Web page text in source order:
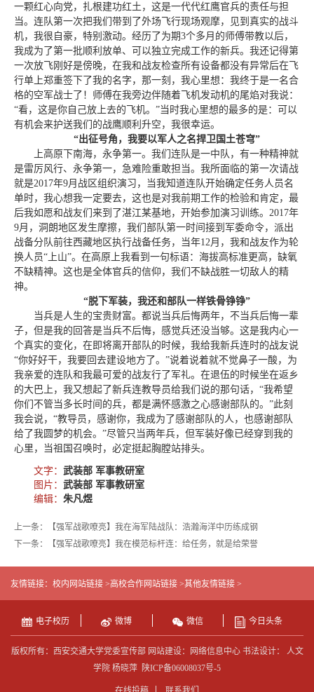
一颗红心向党，扎根建功红土，这是一代代红鹰官兵的责任与担
当。连队第一次把我们带到了外场飞行现场观摩，见到真实的战斗
机，我很自豪，特别激动。经历了为期3个多月的师傅带教以后，
我成为了第一批顺利放单、可以独立完成工作的新兵。我还记得第
一次放飞刚好是傍晚，在我和战友检查所有设备都没有异常后在飞
行单上郑重签下了我的名字，那一刻，我心里想：我终于是一名合
格的空军战士了！师傅在我旁边伴随着飞机发动机的尾焰对我说：
“看，这是你自己放上去的飞机。”当时我心里想的最多的是：可以
有机会来护送我们的战鹰顺利升空，我很幸运。
“出征号角，我要以军人之名捍卫国土苍穹”
上高原下南海，永争第一。我们连队是一中队，有一种精神就
是雷厉风行、永争第一，急难险重敢担当。我所面临的第一次请战
就是2017年9月战区组织演习，当我知道连队开始确定任务人员名
单时，我心想我一定要去，这也是对我前期工作的检验和肯定，最
后我如愿和战友们来到了湛江某基地，开始参加演习训练。2017年
9月，洞朗地区发生摩擦，我们部队第一时间接到军委命令，派出
战备分队前往西藏地区执行战备任务，当年12月，我和战友作为轮
换人员“上山”。在高原上我看到一句标语：海拔高标准更高，缺氧
不缺精神。这也是全体官兵的信仰，我们不缺战胜一切敌人的精
神。
“脱下军装，我还和部队一样铁骨铮铮”
当兵是人生的宝贵财富。都说当兵后悔两年，不当兵后悔一辈
子，但是我的回答是当兵不后悔，感觉兵还没当够。这是我内心一
个真实的变化，在即将离开部队的时候，我给我新兵连时的战友说
“你好好干，我要回去建设地方了。”说着说着就不觉鼻子一酸，为
我亲爱的连队和我最可爱的战友行了军礼。在退伍的时候坐在返乡
的大巴上，我又想起了新兵连教导员给我们说的那句话，“我希望
你们不管当多长时间的兵，都是满怀感激之心感谢部队的。”此刻
我会说，“教导员，感谢你，我成为了感谢部队的人，也感谢部队
给了我圆梦的机会。”尽管只当两年兵，但军装好像已经穿到我的
心里，当祖国召唤时，必定挺起胸膛站排头。
文字： 武装部 军事教研室
图片： 武装部 军事教研室
编辑： 朱凡煜
上一条：【强军战歌嘹亮】我在海军陆战队：浩瀚海洋中历练成钢
下一条：【强军战歌嘹亮】我在模范标杆连：给任务，就是给荣誉
友情链接： 校内网站链接 >高校合作网站链接 >其他友情链接 >
电子校历 微博 微信 今日头条
版权所有：西安交通大学党委宣传部 网站建设：网络信息中心 书法设计： 人文
学院 杨晓萍 陕ICP备06008037号-5